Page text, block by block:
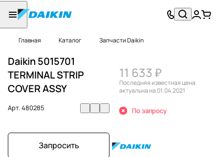
Главная Каталог Запчасти Daikin
Daikin 5015701
TERMINAL STRIP
COVER ASSY
Арт.480285
Запросить
11 633 ₽
Последняя известная цена
актуальна на 01.04.2021
По запросу